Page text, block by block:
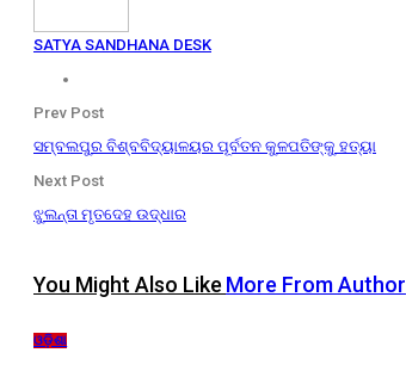
SATYA SANDHANA DESK
Prev Post
ସମ୍ବଲପୁର ବିଶ୍ବବିଦ୍ୟାଳୟର ପୂର୍ବତନ କୁଳପତିଙ୍କୁ ହତ୍ୟା
Next Post
ଝୁଲନ୍ତା ମୃତଦେହ ଉଦ୍ଧାର
You Might Also Like More From Author
ଓଡ଼ିଶା